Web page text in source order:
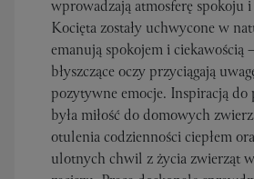
wprowadzają atmosferę spokoju
Kocięta zostały uchwycone w
emanują spokojem i ciekawością
błyszczące oczy przyciągają
pozytywne emocje. Inspiracją do
była miłość do domowych
otulenia codzienności ciepłem
ulotnych chwil z życia zwierząt